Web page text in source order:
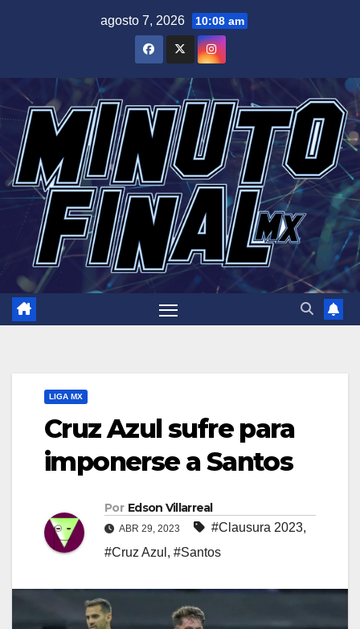
agosto 7, 2026 10:08 am
LIGA MX
Cruz Azul sufre para
imponerse a Santos
Por Edson Villarreal
ABR 29, 2023 #Clausura 2023,
#Cruz Azul , #Santos